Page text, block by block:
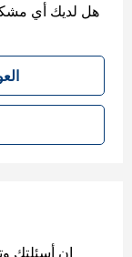
هل لديك أي
إن أسئلتك